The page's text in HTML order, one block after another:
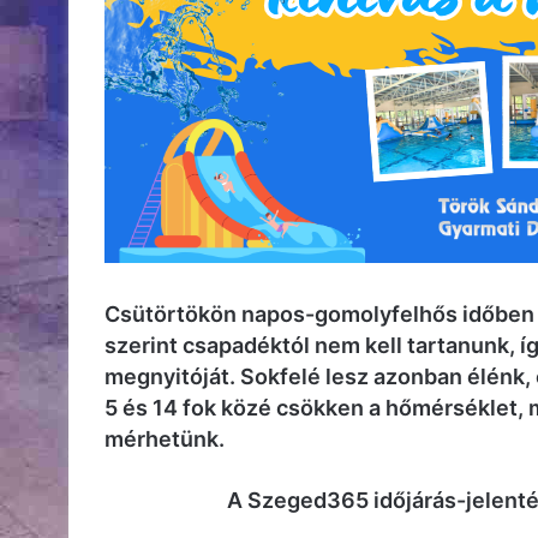
Csütörtökön napos-gomolyfelhős
szerint csapadéktól nem kell tartanunk,
megnyitóját. Sokfelé lesz azonban
5 és 14 fok közé csökken a
mérhetünk.
A Szeged365 időjárás-